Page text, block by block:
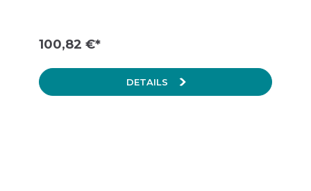
und spart Seife Leise Antriebs- und
Getriebetechnologie für geräuscharmen
Flüssigkeit oder Gel - alles aus demselben
Spender
100,82 €*
DETAILS